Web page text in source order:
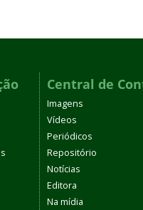
Central de
Imagens
Vídeos
Periódicos
Repositório
Notícias
Editora
Na mídia